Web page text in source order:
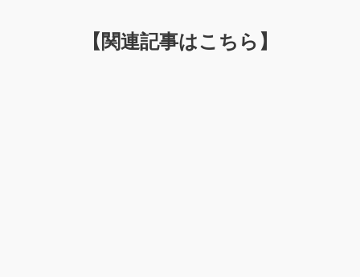
【関連記事はこちら】